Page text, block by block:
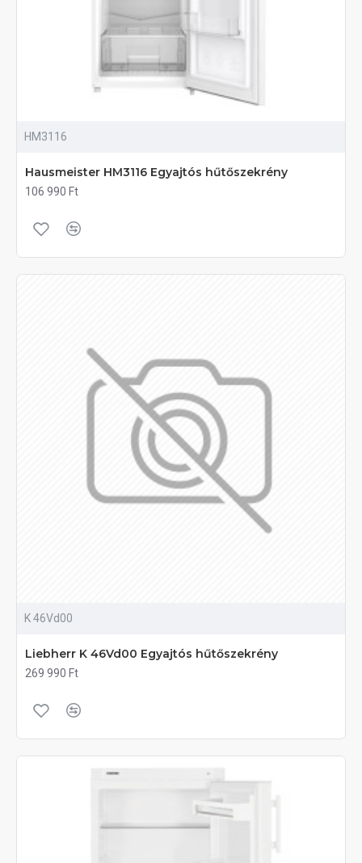
HM3116
Hausmeister HM3116 Egyajtós hűtőszekrény
106 990 Ft
K 46Vd00
Liebherr K 46Vd00 Egyajtós hűtőszekrény
269 990 Ft